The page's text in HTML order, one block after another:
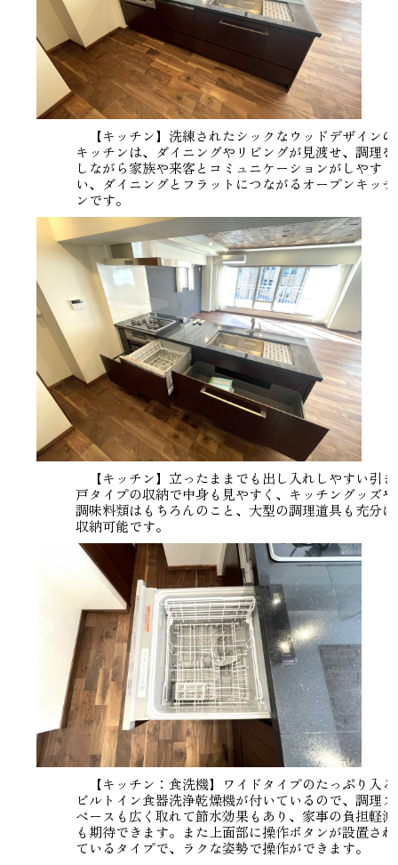
【キッチン】洗練されたシックなウッドデザインの
キッチンは、ダイニングやリビングが見渡せ、調理を
しながら家族や来客とコミュニケーションがしやす
い、ダイニングとフラットにつながるオープンキッチ
ンです。
【キッチン】立ったままでも出し入れしやすい引き
戸タイプの収納で中身も見やすく、キッチングッズや
調味料類はもちろんのこと、大型の調理道具も充分に
収納可能です。
【キッチン：食洗機】ワイドタイプのたっぷり入る
ビルトイン食器洗浄乾燥機が付いているので、調理ス
ペースも広く取れて節水効果もあり、家事の負担軽減
も期待できます。また上面部に操作ボタンが設置され
ているタイプで、ラクな姿勢で操作ができます。